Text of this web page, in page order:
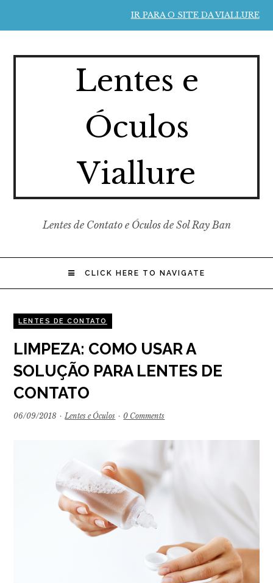
IR PARA O SITE DA VIALLURE
Lentes e
Óculos
Viallure
Lentes de Contato e Óculos de Sol Ray Ban
CLICK HERE TO NAVIGATE
LENTES DE CONTATO
LIMPEZA: COMO USAR A
SOLUÇÃO PARA LENTES DE
CONTATO
06/09/2018 · Lentes e Óculos · 0 Comments